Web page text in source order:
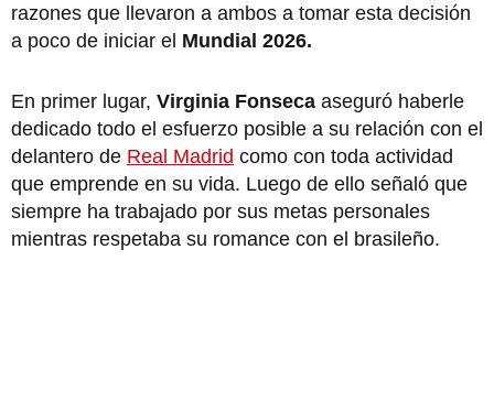
razones que llevaron a ambos a tomar esta decisión
a poco de iniciar el Mundial 2026.
En primer lugar, Virginia Fonseca aseguró haberle
dedicado todo el esfuerzo posible a su relación con el
delantero de Real Madrid como con toda actividad
que emprende en su vida. Luego de ello señaló que
siempre ha trabajado por sus metas personales
mientras respetaba su romance con el brasileño.